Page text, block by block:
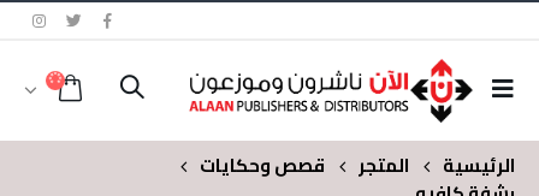
الرئيسية المتجر قصص وحكايات